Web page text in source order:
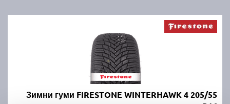
Зимни гуми FIRESTONE WINTERHAWK 4 205/55